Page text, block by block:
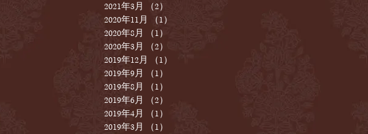
2021年3月
（2）
2020年11月
（1）
2020年8月
（1）
2020年3月
（2）
2019年12月
（1）
2019年9月
（1）
2019年8月
（1）
2019年6月
（2）
2019年4月
（1）
2019年3月
（1）